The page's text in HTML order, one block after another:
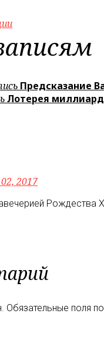
Предсказание
Лотерея
2017
Рождества
Обязательные поля